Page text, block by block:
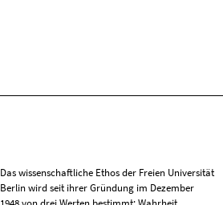
Das wissenschaftliche Ethos der Freien Universität
Berlin wird seit ihrer Gründung im Dezember